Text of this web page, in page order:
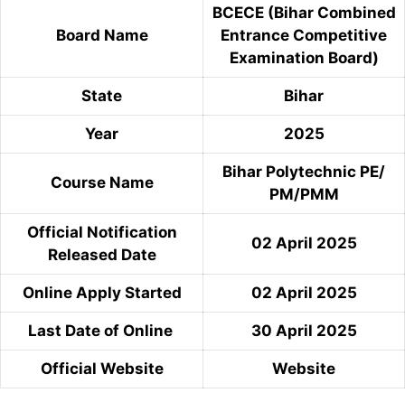
Board Name
BCECE (Bihar Combined
Entrance Competitive
Examination Board)
State Bihar
Year 2025
Course Name
Bihar Polytechnic PE/
PM/PMM
Official Notification
Released Date
02 April 2025
Online Apply Started 02 April 2025
Last Date of Online 30 April 2025
Official Website Website